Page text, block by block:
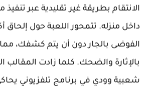
الانتقام بطريقة غير تقليدية عبر
داخل منزله. تتمحور اللعبة حول إلحاق
الفوضى بالجار دون أن يتم كشفك،
بالإثارة والضحك. كلما زادت المقالب
شعبية وودي في برنامج تلفزيوني